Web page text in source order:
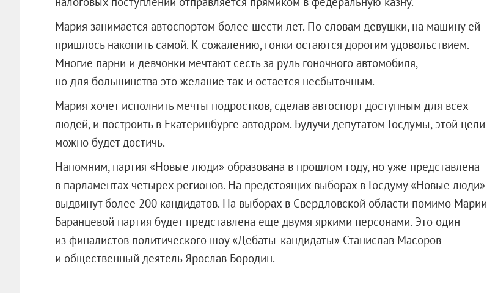
Мария занимается автоспортом более шести лет. По словам девушки, на машину ей
пришлось накопить самой. К сожалению, гонки остаются дорогим удовольствием.
Многие парни и девчонки мечтают сесть за руль гоночного автомобиля,
но для большинства это желание так и остается несбыточным.
Мария хочет исполнить мечты подростков, сделав автоспорт доступным для всех
людей, и построить в Екатеринбурге автодром. Будучи депутатом Госдумы, этой цели
можно будет достичь.
Напомним, партия «Новые люди» образована в прошлом году, но уже представлена
в парламентах четырех регионов. На предстоящих выборах в Госдуму «Новые люди»
выдвинут более 200 кандидатов. На выборах в Свердловской области помимо Марии
Баранцевой партия будет представлена еще двумя яркими персонами. Это один
из финалистов политического шоу «Дебаты-кандидаты» Станислав Масоров
и общественный деятель Ярослав Бородин.